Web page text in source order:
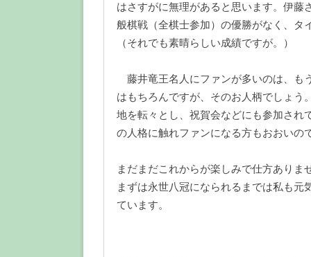
はさすがに無理があると思います。伊藤
般棋戦（全棋士参加）の優勝がなく、タ
（それでも素晴らしい成績ですが。）
藤井竜王名人にファンが多いのは、も
はもちろんですが、そのお人柄でしょう
地を転々とし、祝賀会などにも参加され
の人格に触れファンになる方もおおいの
まだまだこれからが楽しみで仕方ありま
まずは永世八冠になられるまでは私も元
ています。